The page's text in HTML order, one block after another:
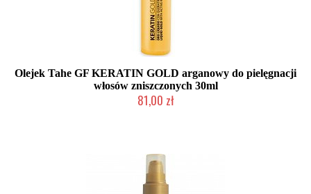
Olejek Tahe GF KERATIN GOLD arganowy do pielęgnacji
włosów zniszczonych 30ml
81,00 zł